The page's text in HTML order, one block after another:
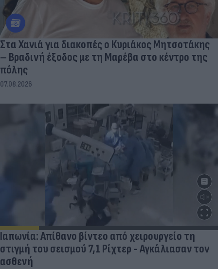
Στα Χανιά για διακοπές ο Κυριάκος Μητσοτάκης
– Βραδινή έξοδος με τη Μαρέβα στο κέντρο της
πόλης
07.08.2026
Ιαπωνία: Απίθανο βίντεο από χειρουργείο τη
στιγμή του σεισμού 7,1 Ρίχτερ - Αγκάλιασαν τον
ασθενή